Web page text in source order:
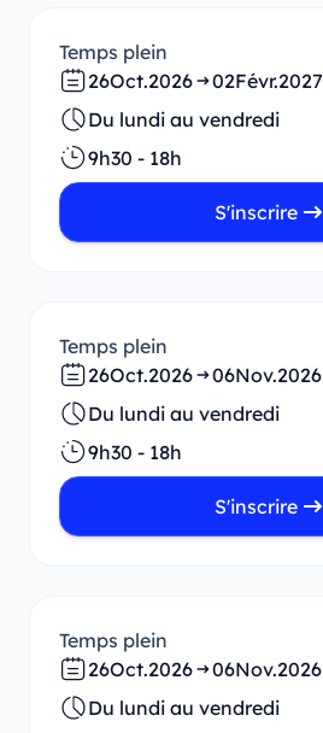
Temps plein
26Oct.2026 02Févr.2027
Du lundi au vendredi
9h30 - 18h
S'inscrire
Temps plein
26Oct.2026 06Nov.2026
Du lundi au vendredi
9h30 - 18h
S'inscrire
Temps plein
26Oct.2026 06Nov.2026
Du lundi au vendredi